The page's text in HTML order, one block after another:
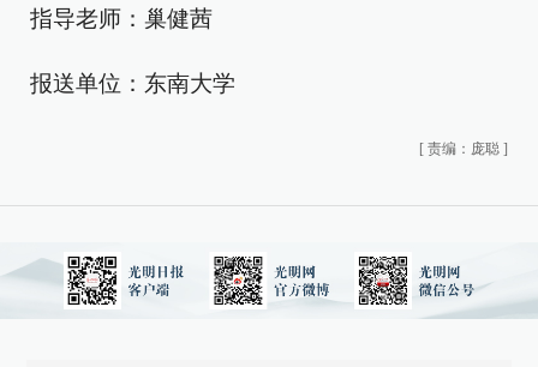
指导老师：巢健茜
报送单位：东南大学
[ 责编：庞聪 ]